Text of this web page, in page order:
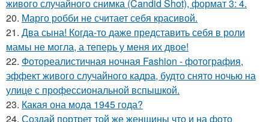
живого случайного снимка (Candid Shot), формат 3: 4.
20. Марго робби не считает себя красивой.
21. Два сына! Когда-то даже представить себя в роли
мамы не могла, а теперь у меня их двое!
22. Фотореалистичная ночная Fashion - фотография,
эффект живого случайного кадра, будто снято ночью на
улице с профессиональной вспышкой.
23. Какая она мода 1945 года?
24. Создай портрет той же женщины что и на фото